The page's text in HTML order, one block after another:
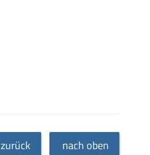
zurück nach oben